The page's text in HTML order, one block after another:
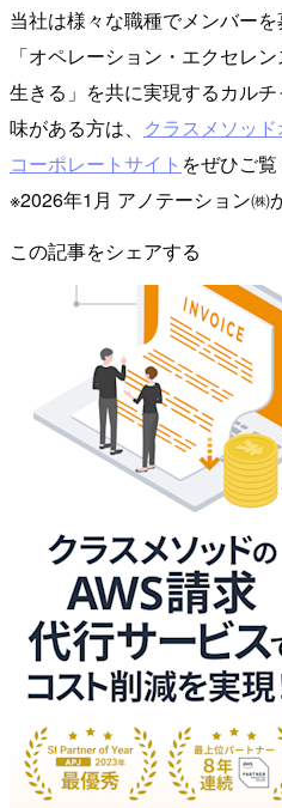
当社は様々な職種でメンバーを
「オペレーション・エクセレ
生きる」を共に実現するカル
味がある方は、 クラスメソッ
コーポレートサイト をぜひご覧
※2026年1月 アノテーション㈱
この記事をシェアする